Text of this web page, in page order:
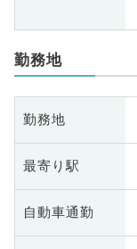
勤務地
勤務地
最寄り駅
自動車通勤